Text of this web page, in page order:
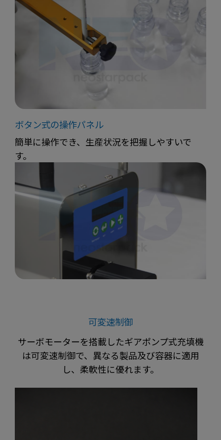
ボタン式の操作パネル
簡単に操作でき、生産状況を把握しやすいで
す。
可変速制御
サーボモーターを搭載したギアポンプ式充填機
は可変速制御で、異なる製品及び容器に適用
し、柔軟性に優れます。